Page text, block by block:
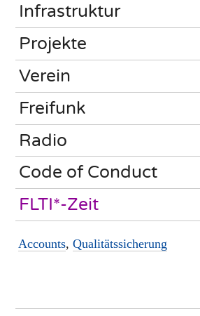
Infrastruktur
Projekte
Verein
Freifunk
Radio
Code of Conduct
FLTI*-Zeit
Accounts, Qualitätssicherung